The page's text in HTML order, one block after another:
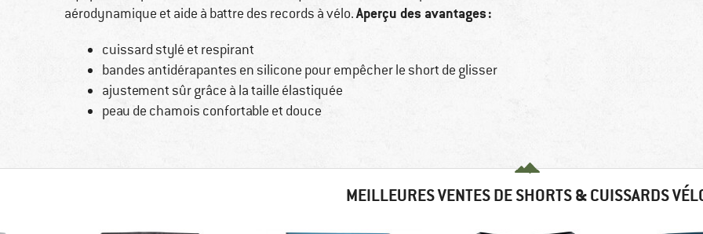
aérodynamique et aide à battre des records à vélo.Aperçu des avantages :
cuissard stylé et respirant
bandes antidérapantes en silicone pour empêcher le short de glisser
ajustement sûr grâce à la taille élastiquée
peau de chamois confortable et douce
MEILLEURES VENTES DE SHORTS & CUISSARDS